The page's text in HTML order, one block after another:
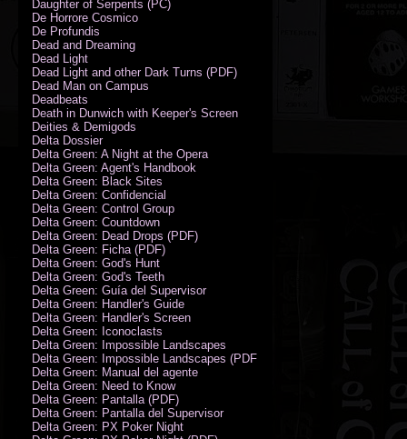
Daughter of Serpents (PC)
De Horrore Cosmico
De Profundis
Dead and Dreaming
Dead Light
Dead Light and other Dark Turns (PDF)
Dead Man on Campus
Deadbeats
Death in Dunwich with Keeper's Screen
Deities & Demigods
Delta Dossier
Delta Green: A Night at the Opera
Delta Green: Agent's Handbook
Delta Green: Black Sites
Delta Green: Confidencial
Delta Green: Control Group
Delta Green: Countdown
Delta Green: Dead Drops (PDF)
Delta Green: Ficha (PDF)
Delta Green: God's Hunt
Delta Green: God's Teeth
Delta Green: Guía del Supervisor
Delta Green: Handler's Guide
Delta Green: Handler's Screen
Delta Green: Iconoclasts
Delta Green: Impossible Landscapes
Delta Green: Impossible Landscapes (PDF - Espiral)
Delta Green: Manual del agente
Delta Green: Need to Know
Delta Green: Pantalla (PDF)
Delta Green: Pantalla del Supervisor
Delta Green: PX Poker Night